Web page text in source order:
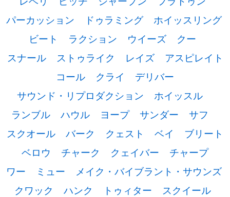
パーカッション
ドゥラミング
ホイッスリング
ビート
ラクション ウイーズ
クー
スナール
ストゥライク レイズ
アスピレイト
コール
クライ
デリバー
サウンド・リプロダクション
ホイッスル
ランブル
ハウル ヨープ サンダー
サフ
スクオール
バーク クェスト ベイ
ブリート
ベロウ
チャーク クェイバー
チャープ
ワー
ミュー
メイク・バイブラント・サウンズ
クワック
ハンク トゥィター
スクイール